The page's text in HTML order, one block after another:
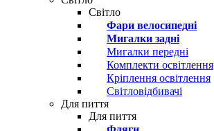
Світло
Фари велосипедні
Мигалки задні
Мигалки передні
Комплекти освітлення
Кріплення освітлення
Світловідбивачі
Для пиття
Для пиття